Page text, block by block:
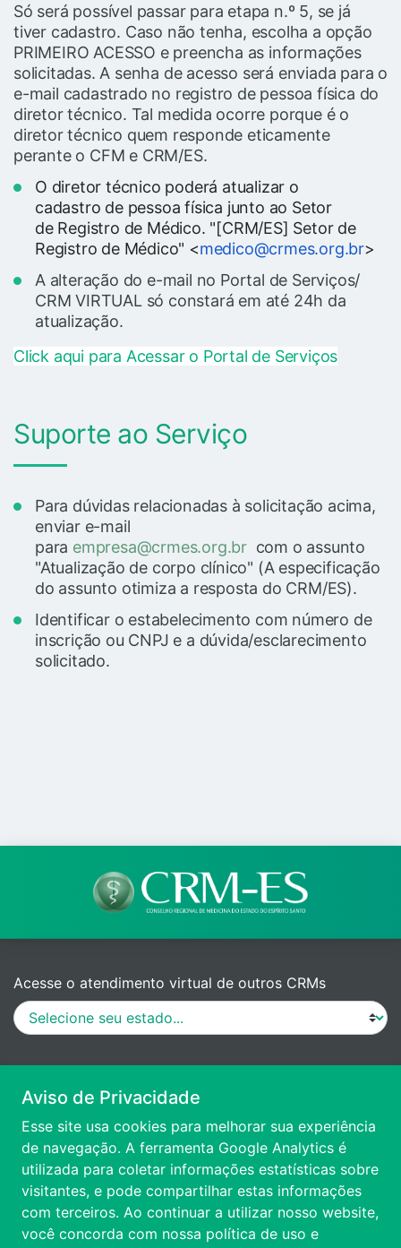
Só será possível passar para etapa n.º 5, se já
tiver cadastro. Caso não tenha, escolha a opção
PRIMEIRO ACESSO e preencha as informações
solicitadas. A senha de acesso será enviada para o
e-mail cadastrado no registro de pessoa física do
diretor técnico. Tal medida ocorre porque é o
diretor técnico quem responde eticamente
perante o CFM e CRM/ES.
O diretor técnico poderá atualizar o
cadastro de pessoa física junto ao Setor
de Registro de Médico. "[CRM/ES] Setor de
Registro de Médico" <medico@crmes.org.br>
A alteração do e-mail no Portal de Serviços/
CRM VIRTUAL só constará em até 24h da
atualização.
Click aqui para Acessar o Portal de Serviços
Suporte ao Serviço
Para dúvidas relacionadas à solicitação acima,
enviar e-mail
para empresa@crmes.org.br com o assunto
"Atualização de corpo clínico" (A especificação
do assunto otimiza a resposta do CRM/ES).
Identificar o estabelecimento com número de
inscrição ou CNPJ e a dúvida/esclarecimento
solicitado.
Aviso de Privacidade
Esse site usa cookies para melhorar sua experiência
de navegação. A ferramenta Google Analytics é
utilizada para coletar informações estatísticas sobre
visitantes, e pode compartilhar estas informações
com terceiros. Ao continuar a utilizar nosso website,
você concorda com nossa política de uso e
Acesse o atendimento virtual de outros CRMs
VÍDEO DE APRESENTAÇÃO
ACESSIBILIDADE